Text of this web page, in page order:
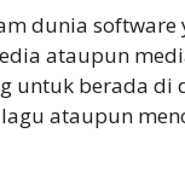
dunia software
ataupun
untuk berada di
ataupun